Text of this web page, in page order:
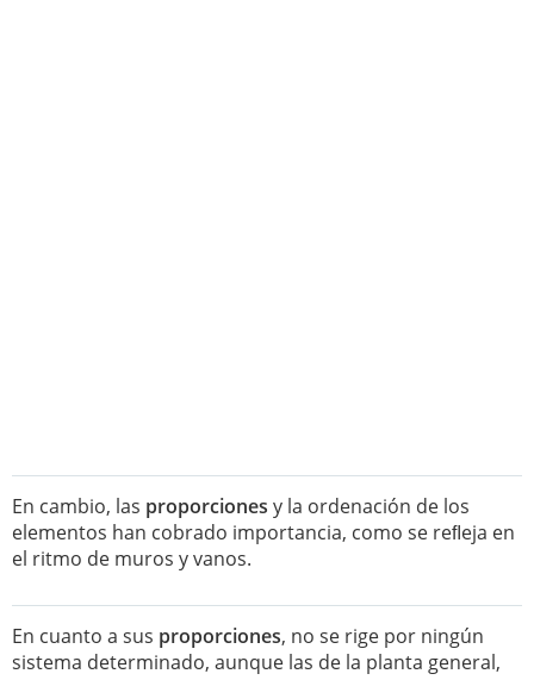
En cambio, las proporciones y la ordenación de los
elementos han cobrado importancia, como se reﬂeja en
el ritmo de muros y vanos.
En cuanto a sus proporciones, no se rige por ningún
sistema determinado, aunque las de la planta general,